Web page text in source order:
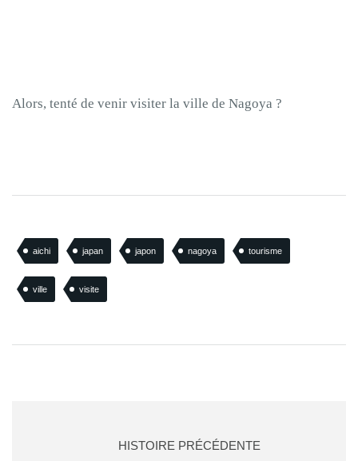
Alors, tenté de venir visiter la ville de Nagoya ?
aichi japan japon nagoya tourisme
ville visite
HISTOIRE PRÉCÉDENTE